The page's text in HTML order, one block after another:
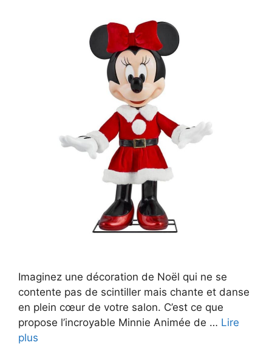
Imaginez une décoration de Noël qui ne se
contente pas de scintiller mais chante et danse
en plein cœur de votre salon. C’est ce que
propose l’incroyable Minnie Animée de … Lire
plus